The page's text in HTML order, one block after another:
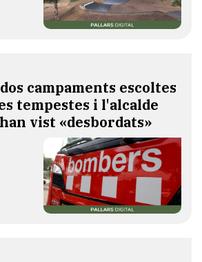
campaments escoltes
tempestes i l'alcalde
vist «desbordats»